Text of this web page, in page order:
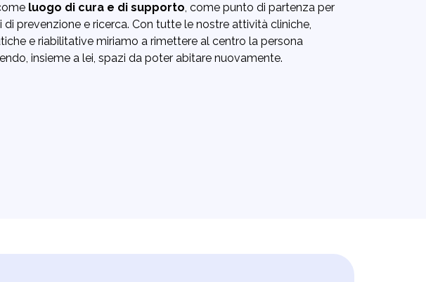
luogo di cura e di supporto, come punto di partenza per
prevenzione e ricerca. Con tutte le nostre attività cliniche,
e riabilitative miriamo a rimettere al centro la persona
insieme a lei, spazi da poter abitare nuovamente.